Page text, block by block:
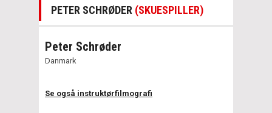
PETER SCHRØDER (SKUESPILLER)
Peter Schrøder
Danmark
Se også instruktørfilmografi